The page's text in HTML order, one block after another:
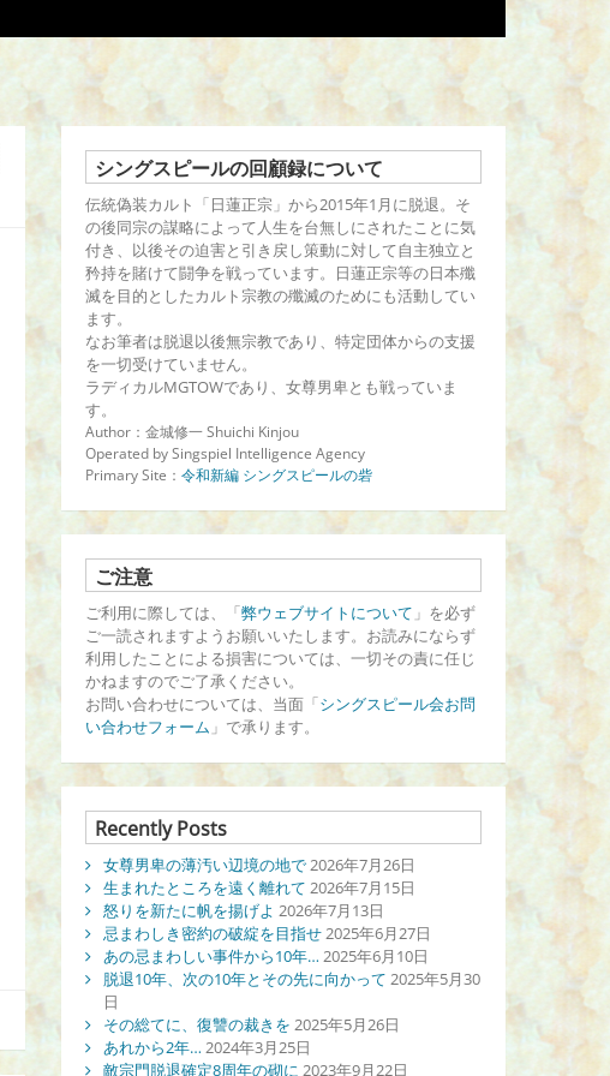
シングスピールの回顧録について
伝統偽装カルト「日蓮正宗」から2015年1月に脱退。そ
の後同宗の謀略によって人生を台無しにされたことに気
付き、以後その迫害と引き戻し策動に対して自主独立と
矜持を賭けて闘争を戦っています。日蓮正宗等の日本殲
滅を目的としたカルト宗教の殲滅のためにも活動してい
ます。
なお筆者は脱退以後無宗教であり、特定団体からの支援
を一切受けていません。
ラディカルMGTOWであり、女尊男卑とも戦っていま
す。
Author：金城修一 Shuichi Kinjou
Operated by Singspiel Intelligence Agency
Primary Site： 令和新編 シングスピールの砦
ご注意
ご利用に際しては、「弊ウェブサイトについて 」を必ず
ご一読されますようお願いいたします。お読みにならず
利用したことによる損害については、一切その責に任じ
かねますのでご了承ください。
お問い合わせについては、当面「シングスピール会お問
い合わせフォーム 」で承ります。
Recently Posts
女尊男卑の薄汚い辺境の地で 2026年7月26日
生まれたところを遠く離れて 2026年7月15日
怒りを新たに帆を揚げよ 2026年7月13日
忌まわしき密約の破綻を目指せ 2025年6月27日
あの忌まわしい事件から10年… 2025年6月10日
脱退10年、次の10年とその先に向かって 2025年5月30
日
その総てに、復讐の裁きを 2025年5月26日
あれから2年… 2024年3月25日
敵宗門脱退確定8周年の砌に 2023年9月22日